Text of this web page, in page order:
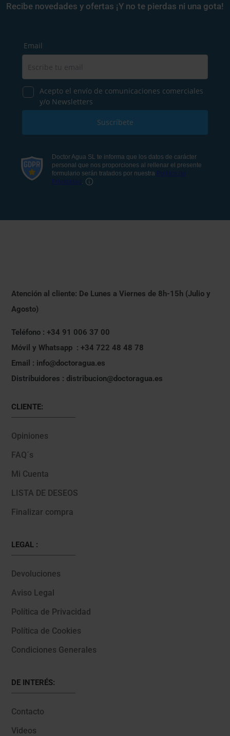
Recibe novedades y ofertas ¡Y no te pierdas ni una gota!
Atención al cliente: De Lunes a Viernes de 8h-15h (Julio y
Agosto)
Teléfono : +34 91 006 37 00
Móvil y Whatsapp : +34 722 48 48 78
Email : info@doctoragua.es
Distribuidores : distribucion@doctoragua.es
CLIENTE:
Opiniones
FAQ´s
Mi Cuenta
LISTA DE DESEOS
Finalizar compra
LEGAL :
Devoluciones
Aviso Legal
Política de Privacidad
Política de Cookies
Condiciones Generales
DE INTERÉS:
Contacto
Videos